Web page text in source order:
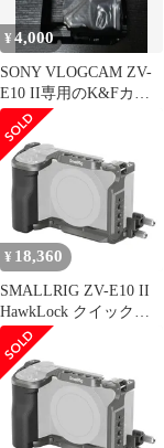
¥4,000
SONY VLOGCAM ZV-
E10 II専用のK&Fカメ
ラケージ
¥ 18,360
SMALLRIG ZV-E10 II
HawkLock クイックリ
リースケージキット
Sony ZV-E10 II用 HDMI
用ケーブルクランプ付
き 人間工学に基づいて
設計されたシリコンハ
ンドル内蔵 Arca QDソ